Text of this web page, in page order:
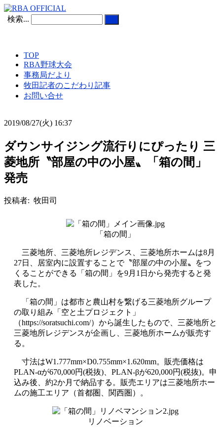
検索...
TOP
RBA野球大会
事務局だより
牧田記者のこだわり記事
お問い合せ
2019/08/27(火) 16:37
ダウンサイジング流行りにぴったり 三
菱地所〝部屋の中の小屋〟「箱の間」
発売
投稿者: 牧田司
「箱の間」
三菱地所、三菱地所レジデンス、三菱地所ホームは8月
27日、居室内に設置することで〝部屋の中の小屋〟をつ
くることができる「箱の間」を9月1日から発売すると発
表した。
「箱の間」は都市と農山村を繋げる三菱地所グループ
の取り組み「空と土プロジェクト」
（https://soratsuchi.com/）から誕生したもので、三菱地所と
三菱地所レジデンスが企画し、三菱地所ホームが販売す
る。
寸法はW1.777mm×D0.755mm×1.620mm。販売価格は
PLAN‐αが670,000円(税抜)、PLAN‐βが620,000円(税抜)。申
込み後、約2か月で納品する。販売エリアは三菱地所ホー
ムの施工エリア（首都圏、関西圏）。
リノベーション